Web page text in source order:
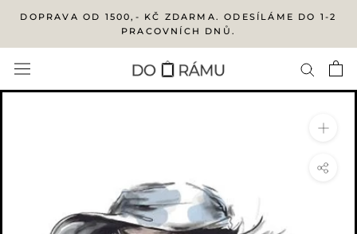
obsah
DOPRAVA OD 1500,- KČ ZDARMA. ODESÍLÁME DO 1-2
PRACOVNÍCH DNŮ.